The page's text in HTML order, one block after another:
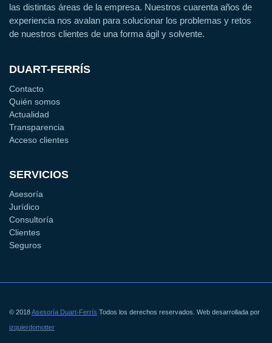
las distintas áreas de la empresa. Nuestros cuarenta años de
experiencia nos avalan para solucionar los problemas y retos
de nuestros clientes de una forma ágil y solvente.
DUART-FERRÍS
Contacto
Quién somos
Actualidad
Transparencia
Acceso clientes
SERVICIOS
Asesoría
Jurídico
Consultoría
Clientes
Seguros
© 2018Asesoría Duart-Ferrís Todos los derechos reservados. Web desarrollada por
izquierdomotter